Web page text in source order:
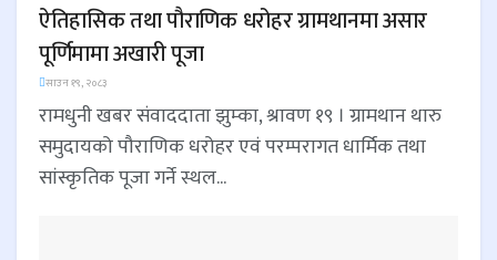
ऐतिहासिक तथा पौराणिक धरोहर ग्रामथानमा असार
पूर्णिमामा अखारी पूजा
साउन १९, २०८३
रामधुनी खबर संवाददाता झुम्का, श्रावण १९ । ग्रामथान थारु
समुदायको पौराणिक धरोहर एवं परम्परागत धार्मिक तथा
सांस्कृतिक पूजा गर्ने स्थल...